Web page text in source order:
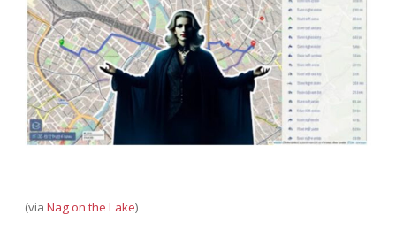
(via Nag on the Lake)